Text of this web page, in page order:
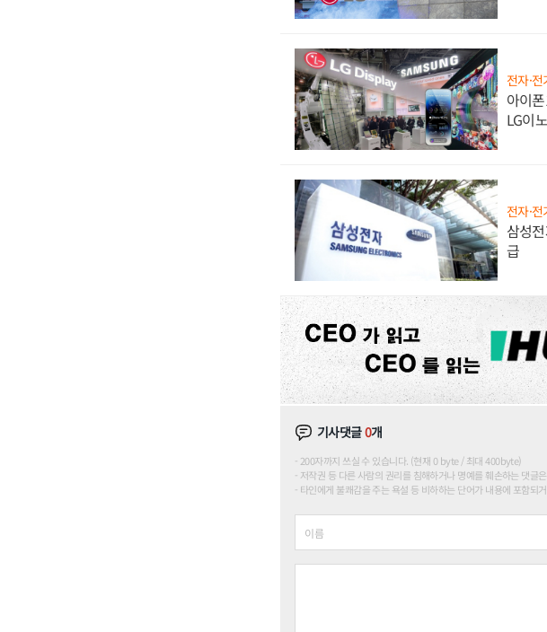
전자·
아이
LG이
전자·
삼성
급
기사댓글0개
200자까지 쓰실 수 있습니다. (현재 0 byte / 최대 400byte)
저작권 등 다른 사람의 권리를 침해하거나 명예를 훼손하는 댓글
타인에게 불쾌감을 주는 욕설 등 비하하는 단어가 내용에 포함되